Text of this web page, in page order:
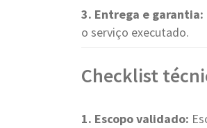
3. Entrega e garantia:
o serviço executado.
Checklist
1. Escopo validado: